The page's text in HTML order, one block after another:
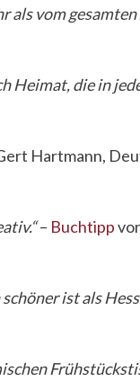
vom gesamten
Heimat, die in
Hartmann,
– Buchtipp
ist als